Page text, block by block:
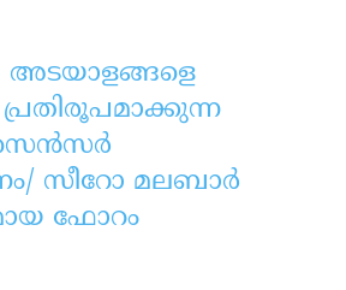
സീറോ മലബാർ
ഫോറം